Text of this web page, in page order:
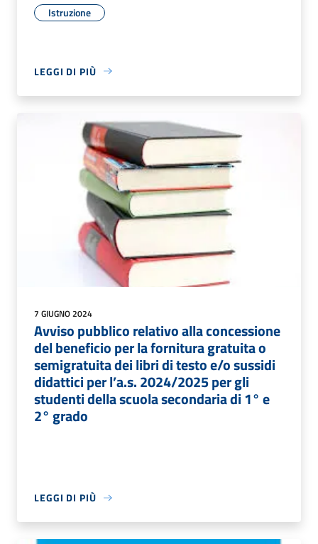
Istruzione
LEGGI DI PIÙ
7 GIUGNO 2024
Avviso pubblico relativo alla concessione
del beneficio per la fornitura gratuita o
semigratuita dei libri di testo e/o sussidi
didattici per l’a.s. 2024/2025 per gli
studenti della scuola secondaria di 1° e
2° grado
LEGGI DI PIÙ